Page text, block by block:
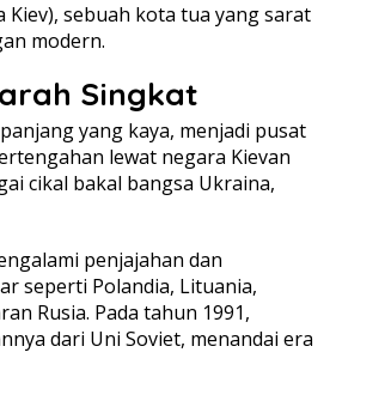
Kiev), sebuah kota tua yang sarat
modern.
Singkat
yang kaya, menjadi pusat
lewat negara Kievan
cikal bakal bangsa Ukraina,
penjajahan dan
seperti Polandia, Lituania,
Rusia. Pada tahun 1991,
dari Uni Soviet, menandai era